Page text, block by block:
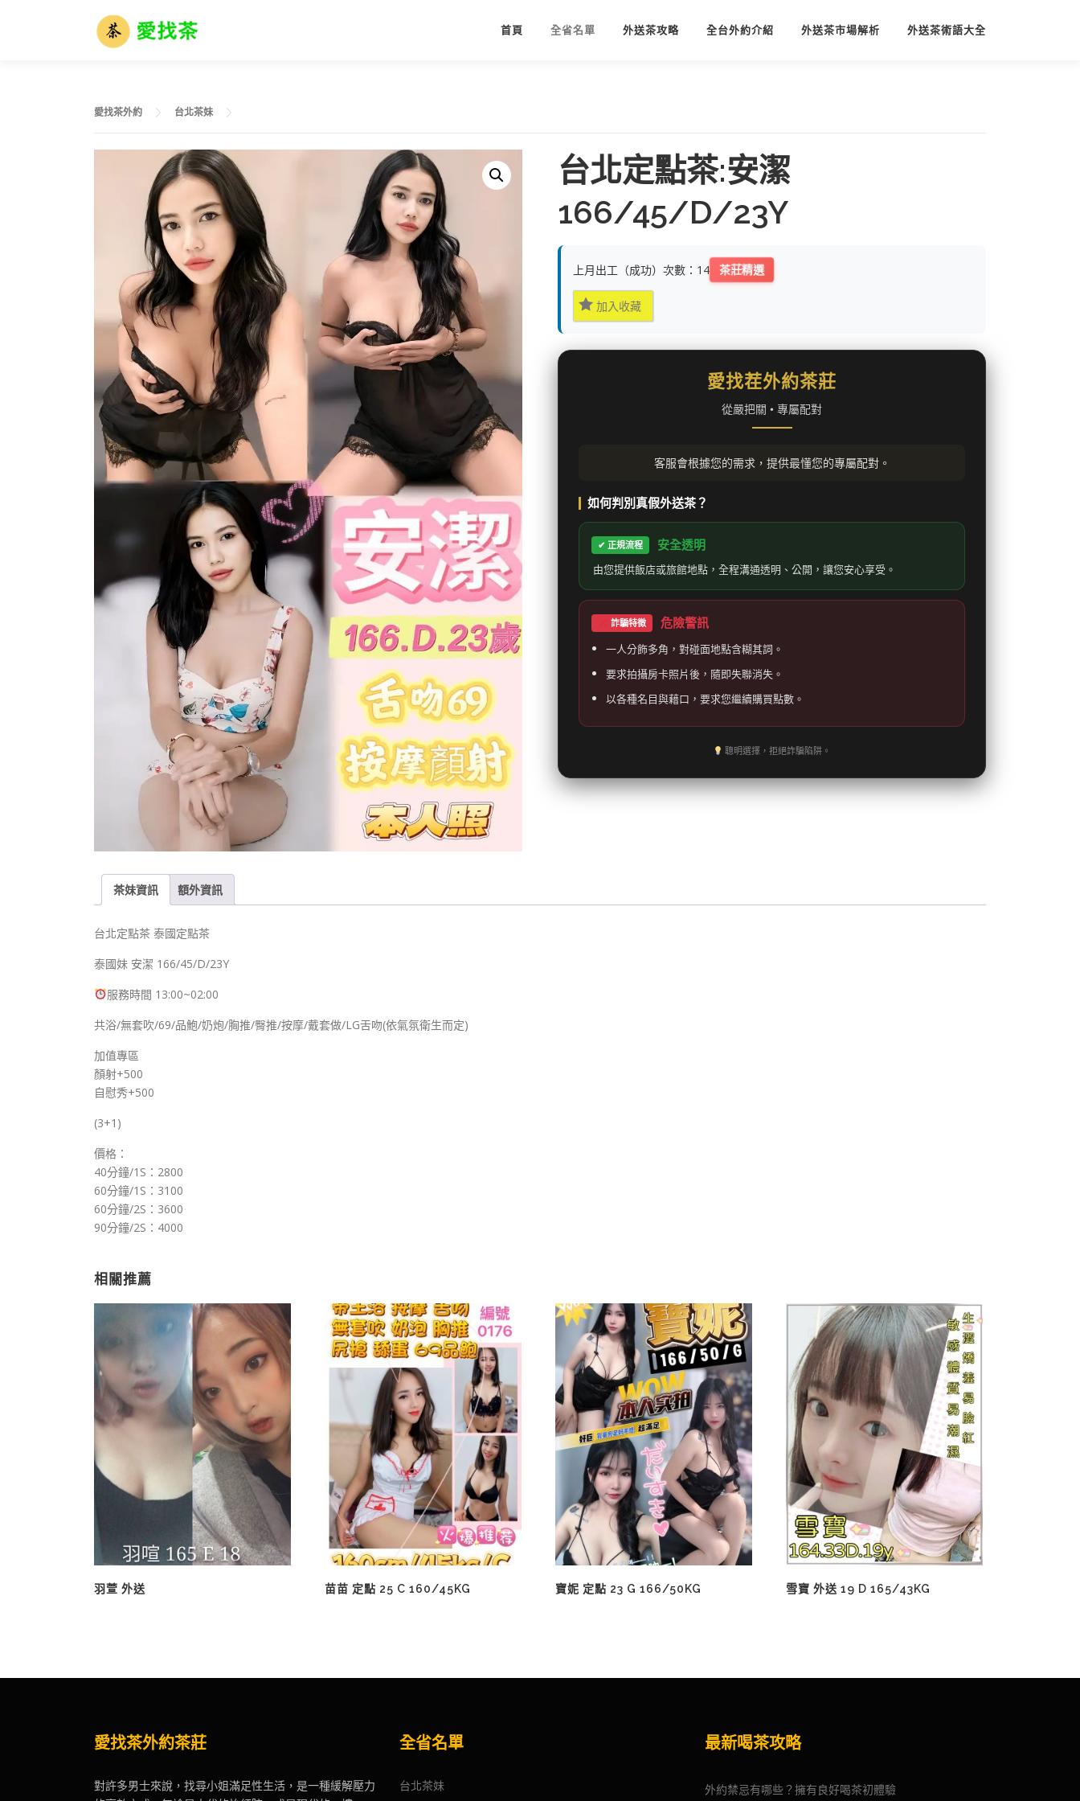
首頁 全省名單 外送茶攻略 全台外約介紹 外送茶市場解析 外送茶術語大全
愛找茶外約 台北茶妹
台北定點茶:安潔
166/45/D/23Y
上月出工（成功）次數：14 茶莊精選
加入收藏
愛找茬外約茶莊
從嚴把關 • 專屬配對
客服會根據您的需求，提供最懂您的專屬配對。
如何判別真假外送茶？
✔ 正規流程 安全透明
由您提供飯店或旅館地點，全程溝通透明、公開，讓您安心享受。
詐騙特徵 危險警訊
一人分飾多角，對碰面地點含糊其詞。
要求拍攝房卡照片後，隨即失聯消失。
以各種名目與藉口，要求您繼續購買點數。
聰明選擇，拒絕詐騙陷阱。
茶妹資訊 額外資訊
台北定點茶 泰國定點茶
泰國妹 安潔 166/45/D/23Y
服務時間 13:00~02:00
共浴/無套吹/69/品鮑/奶炮/胸推/臀推/按摩/戴套做/LG舌吻(依氣氛衛生而定)
加值專區
顏射+500
自慰秀+500
(3+1)
價格：
40分鐘/1S：2800
60分鐘/1S：3100
60分鐘/2S：3600
90分鐘/2S：4000
相關推薦
羽萱 外送 苗苗 定點 25 C 160/45KG 寶妮 定點 23 G 166/50KG 雪寶 外送 19 D 165/43KG
愛找茶外約茶莊
對許多男士來說，找尋小姐滿足性生活，是一種緩解壓力
全省名單
台北茶妹
最新喝茶攻略
外約禁忌有哪些？擁有良好喝茶初體驗